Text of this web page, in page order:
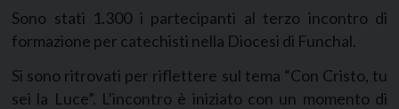
Sono stati 1.300 i partecipanti al terzo incontro di
formazione per catechisti nella Diocesi di Funchal.
Si sono ritrovati per riflettere sul tema “Con Cristo, tu
sei la Luce”. L’incontro è iniziato con un momento di